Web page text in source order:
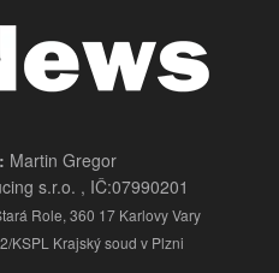
Martin Gregor
s.r.o. , IČ:07990201
Role, 360 17 Karlovy Vary
KSPL Krajský soud v Plzni